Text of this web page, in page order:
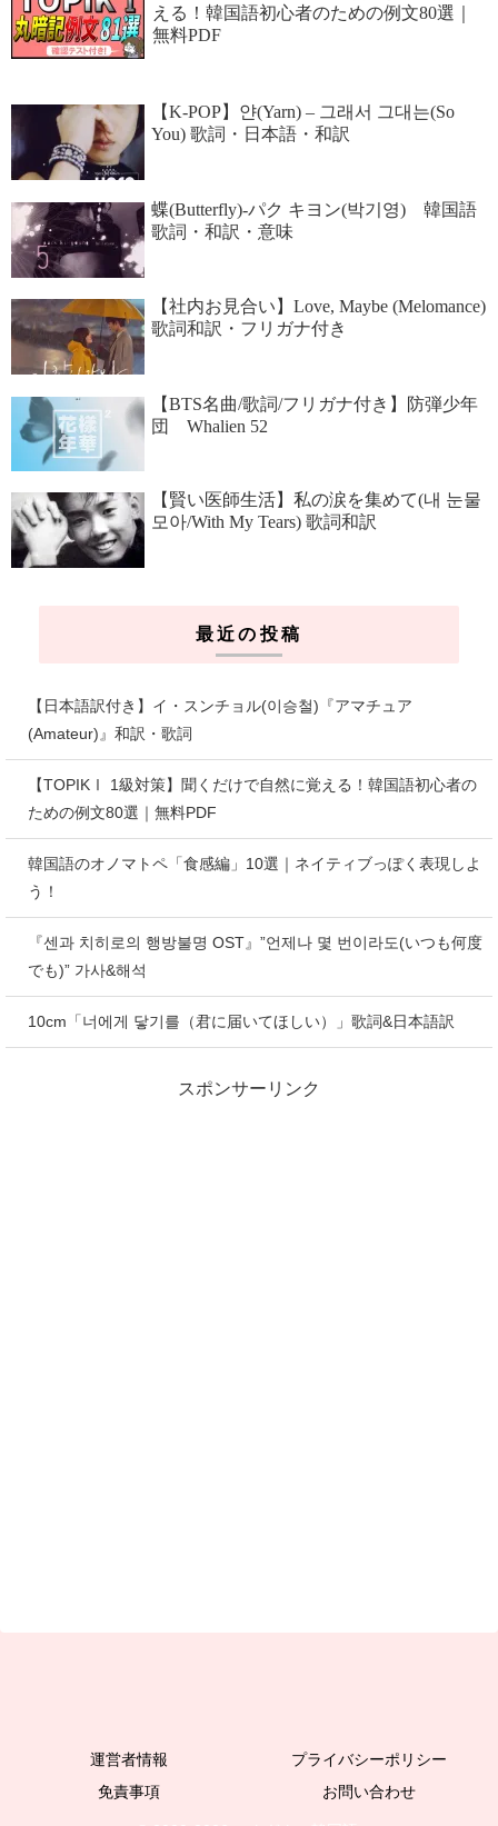
える！韓国語初心者のための例文80選｜
無料PDF
【K-POP】얀(Yarn) – 그래서 그대는(So
You) 歌詞・日本語・和訳
蝶(Butterfly)‐パク キヨン(박기영) 韓国語
歌詞・和訳・意味
【社内お見合い】Love, Maybe (Melomance)
歌詞和訳・フリガナ付き
【BTS名曲/歌詞/フリガナ付き】防弾少年
団 Whalien 52
【賢い医師生活】私の涙を集めて(내 눈물
모아/With My Tears) 歌詞和訳
最近の投稿
【日本語訳付き】イ・スンチョル(이승철)『アマチュア
(Amateur)』和訳・歌詞
【TOPIKⅠ 1級対策】聞くだけで自然に覚える！韓国語初心者の
ための例文80選｜無料PDF
韓国語のオノマトペ「食感編」10選｜ネイティブっぽく表現しよ
う！
『센과 치히로의 행방불명 OST』”언제나 몇 번이라도(いつも何度
でも)” 가사&해석
10cm「너에게 닿기를（君に届いてほしい）」歌詞&日本語訳
スポンサーリンク
運営者情報
プライバシーポリシー
免責事項
お問い合わせ